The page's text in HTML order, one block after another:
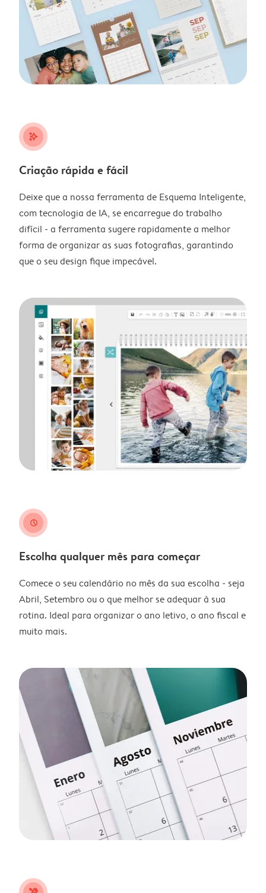
stars_plus
Criação rápida e fácil
Deixe que a nossa ferramenta de Esquema Inteligente,
com tecnologia de IA, se encarregue do trabalho
difícil - a ferramenta sugere rapidamente a melhor
forma de organizar as suas fotografias, garantindo
que o seu design fique impecável.
clock
Escolha qualquer mês para começar
Comece o seu calendário no mês da sua escolha - seja
Abril, Setembro ou o que melhor se adequar à sua
rotina. Ideal para organizar o ano letivo, o ano fiscal e
muito mais.